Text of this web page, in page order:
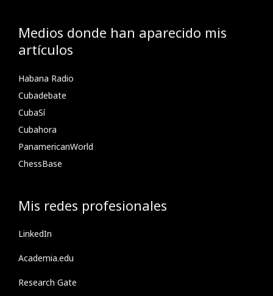
Medios donde han aparecido mis
artículos
Habana Radio
Cubadebate
CubaSí
Cubahora
PanamericanWorld
ChessBase
Mis redes profesionales
LinkedIn
Academia.edu
Research Gate